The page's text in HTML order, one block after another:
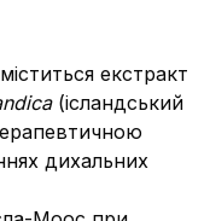
екстракт
(ісландський
дихальних